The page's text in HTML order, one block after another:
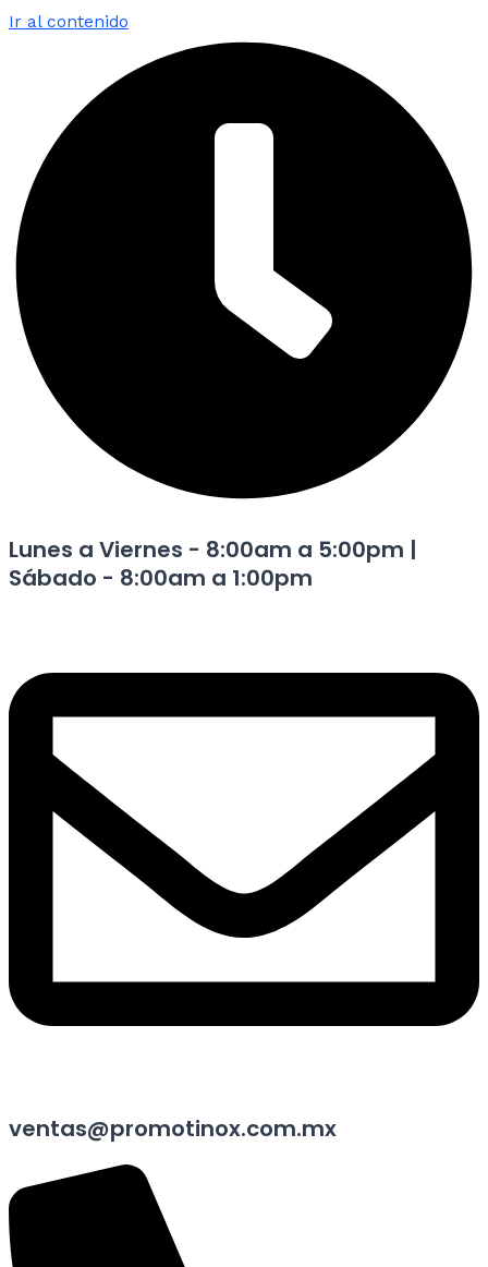
Ir al contenido
Lunes a Viernes - 8:00am a 5:00pm |
Sábado - 8:00am a 1:00pm
ventas@promotinox.com.mx